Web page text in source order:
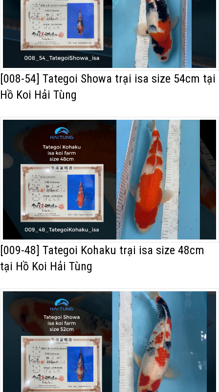
[008-54] Tategoi Showa trại isa size 54cm tại
Hồ Koi Hải Tùng
[009-48] Tategoi Kohaku trại isa size 48cm
tại Hồ Koi Hải Tùng
biết cá Koi đang bị
bệnh
Kiểm tra nước hồ
nuôi cá Koi